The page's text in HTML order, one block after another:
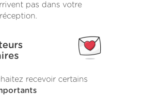
pas dans votre
recevoir certains